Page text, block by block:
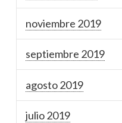
noviembre 2019
septiembre 2019
agosto 2019
julio 2019